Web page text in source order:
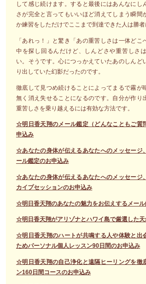
して感じ続けます。すると最後にはあんなにし
さが完全と言ってもいいほど消えてしまう瞬間
か練習をしただけでここまで到達できた人は勝者
「あれっ！」と驚き「あの重苦しさは一体どこ
中を探し回るんだけど、しんどさや重苦しさ
い。そうです。心につっかえていたあのしんど
り出していた幻影だったのです。
徹底して見つめ続けることによってまるで霧が
無く消え失せることになるのです。自分が作り
重苦しさを乗り越えるには有効な方法です。
☆明日香天翔のメール鑑定（どんなこともご質
申込み
☆あなたの身体が伝えるあなたへのメッセージ
ール鑑定のお申込み
☆あなたの身体が伝えるあなたへのメッセージ
カイプセッションのお申込み
☆明日香天翔のあなたの魅力をお伝えするメー
☆明日香天翔がアリゾナとハワイ島で厳選した天
☆明日香天翔のハートが共鳴する人や体験と出
ためパーソナル個人レッスン90日間のお申込み
☆明日香天翔の自己浄化と遠隔ヒーリングを徹
ン160日間コースのお申込み